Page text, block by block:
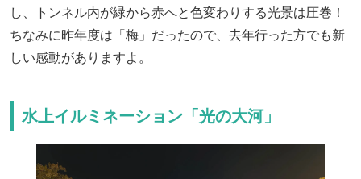
し、トンネル内が緑から赤へと色変わりする光景は圧巻！
ちなみに昨年度は「梅」だったので、去年行った方でも新
しい感動がありますよ。
水上イルミネーション「光の大河」